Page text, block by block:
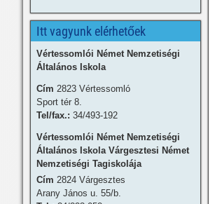
Itt vagyunk elérhetőek
Vértessomlói Német Nemzetiségi
Általános Iskola
Cím 2823 Vértessomló
Sport tér 8.
Tel/fax.: 34/493-192
Vértessomlói Német Nemzetiségi
Általános Iskola Várgesztesi Német
Nemzetiségi Tagiskolája
Cím 2824 Várgesztes
Arany János u. 55/b.